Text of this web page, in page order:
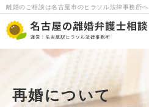
離婚のご相談は名古屋市のヒラソル法律事務所へ
再婚について